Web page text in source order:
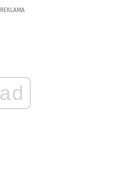
REKLAMA
ad